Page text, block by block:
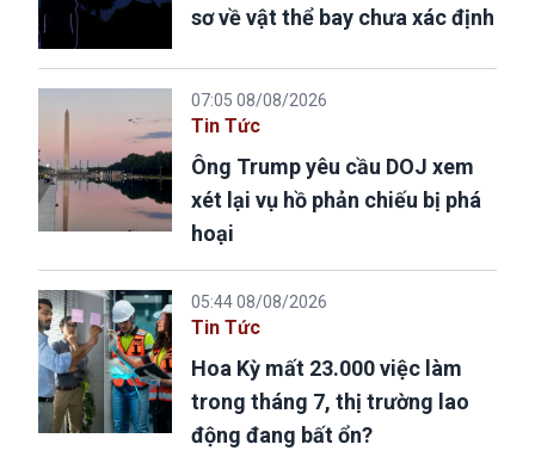
sơ về vật thể bay chưa xác định
07:05 08/08/2026
Tin Tức
Ông Trump yêu cầu DOJ xem
xét lại vụ hồ phản chiếu bị phá
hoại
05:44 08/08/2026
Tin Tức
Hoa Kỳ mất 23.000 việc làm
trong tháng 7, thị trường lao
động đang bất ổn?